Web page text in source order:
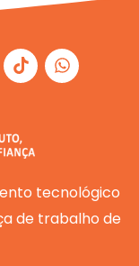
W
h
a
tecnológico
de trabalho de